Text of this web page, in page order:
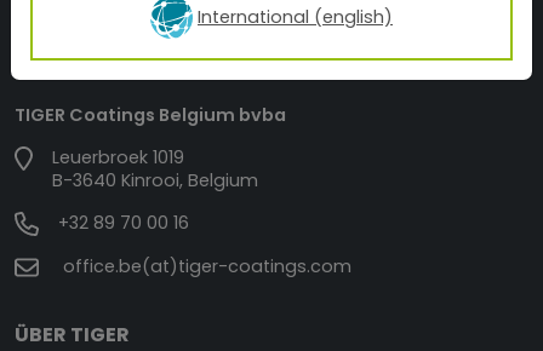
TIGER Coatings Belgium bvba
Leuerbroek 1019
B-3640 Kinrooi, Belgium
+32 89 70 00 16
office.be(at)tiger-coatings.com
ÜBER TIGER
International (english)